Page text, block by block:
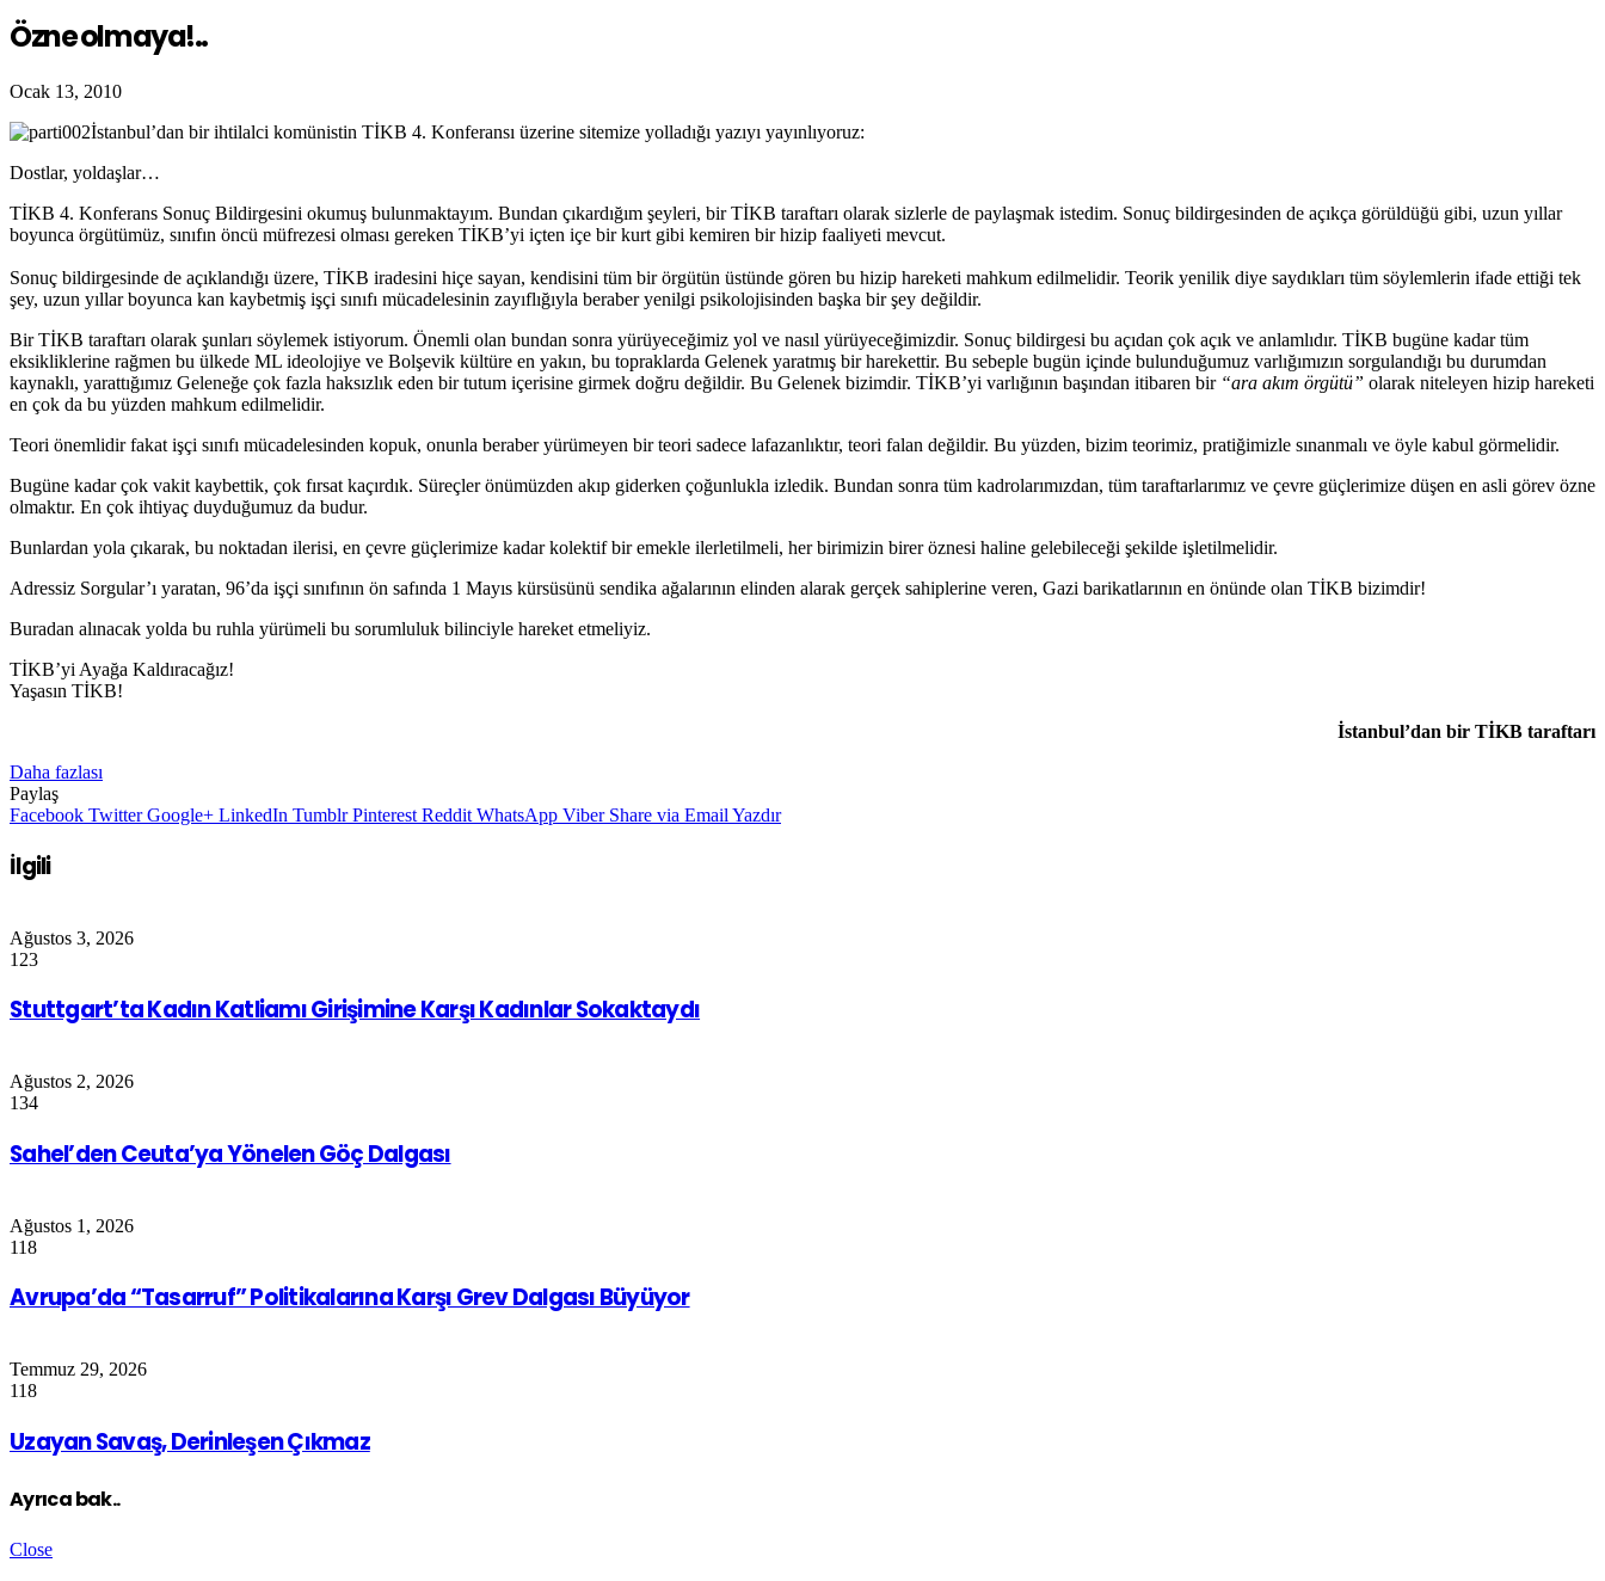
Özne olmaya!..
Ocak 13, 2010
İstanbul’dan bir ihtilalci komünistin TİKB 4. Konferansı üzerine sitemize yolladığı yazıyı yayınlıyoruz:
Dostlar, yoldaşlar…
TİKB 4. Konferans Sonuç Bildirgesini okumuş bulunmaktayım. Bundan çıkardığım şeyleri, bir TİKB taraftarı olarak sizlerle de paylaşmak istedim. Sonuç bildirgesinden de açıkça görüldüğü gibi, uzun yıllar
boyunca örgütümüz, sınıfın öncü müfrezesi olması gereken TİKB’yi içten içe bir kurt gibi kemiren bir hizip faaliyeti mevcut.
Sonuç bildirgesinde de açıklandığı üzere, TİKB iradesini hiçe sayan, kendisini tüm bir örgütün üstünde gören bu hizip hareketi mahkum edilmelidir. Teorik yenilik diye saydıkları tüm söylemlerin ifade ettiği tek
şey, uzun yıllar boyunca kan kaybetmiş işçi sınıfı mücadelesinin zayıflığıyla beraber yenilgi psikolojisinden başka bir şey değildir.
Bir TİKB taraftarı olarak şunları söylemek istiyorum. Önemli olan bundan sonra yürüyeceğimiz yol ve nasıl yürüyeceğimizdir. Sonuç bildirgesi bu açıdan çok açık ve anlamlıdır. TİKB bugüne kadar tüm
eksikliklerine rağmen bu ülkede ML ideolojiye ve Bolşevik kültüre en yakın, bu topraklarda Gelenek yaratmış bir harekettir. Bu sebeple bugün içinde bulunduğumuz varlığımızın sorgulandığı bu durumdan
kaynaklı, yarattığımız Geleneğe çok fazla haksızlık eden bir tutum içerisine girmek doğru değildir. Bu Gelenek bizimdir. TİKB’yi varlığının başından itibaren bir “ara akım örgütü” olarak niteleyen hizip hareketi
en çok da bu yüzden mahkum edilmelidir.
Teori önemlidir fakat işçi sınıfı mücadelesinden kopuk, onunla beraber yürümeyen bir teori sadece lafazanlıktır, teori falan değildir. Bu yüzden, bizim teorimiz, pratiğimizle sınanmalı ve öyle kabul görmelidir.
Bugüne kadar çok vakit kaybettik, çok fırsat kaçırdık. Süreçler önümüzden akıp giderken çoğunlukla izledik. Bundan sonra tüm kadrolarımızdan, tüm taraftarlarımız ve çevre güçlerimize düşen en asli görev özne
olmaktır. En çok ihtiyaç duyduğumuz da budur.
Bunlardan yola çıkarak, bu noktadan ilerisi, en çevre güçlerimize kadar kolektif bir emekle ilerletilmeli, her birimizin birer öznesi haline gelebileceği şekilde işletilmelidir.
Adressiz Sorgular’ı yaratan, 96’da işçi sınıfının ön safında 1 Mayıs kürsüsünü sendika ağalarının elinden alarak gerçek sahiplerine veren, Gazi barikatlarının en önünde olan TİKB bizimdir!
Buradan alınacak yolda bu ruhla yürümeli bu sorumluluk bilinciyle hareket etmeliyiz.
TİKB’yi Ayağa Kaldıracağız!
Yaşasın TİKB!
İstanbul’dan bir TİKB taraftarı
Daha fazlası
Paylaş
Facebook Twitter Google+ LinkedIn Tumblr Pinterest Reddit WhatsApp Viber Share via Email Yazdır
İlgili
Ağustos 3, 2026
123
Stuttgart’ta Kadın Katliamı Girişimine Karşı Kadınlar Sokaktaydı
Ağustos 2, 2026
134
Sahel’den Ceuta’ya Yönelen Göç Dalgası
Ağustos 1, 2026
118
Avrupa’da “Tasarruf” Politikalarına Karşı Grev Dalgası Büyüyor
Temmuz 29, 2026
118
Uzayan Savaş, Derinleşen Çıkmaz
Ayrıca bak..
Close